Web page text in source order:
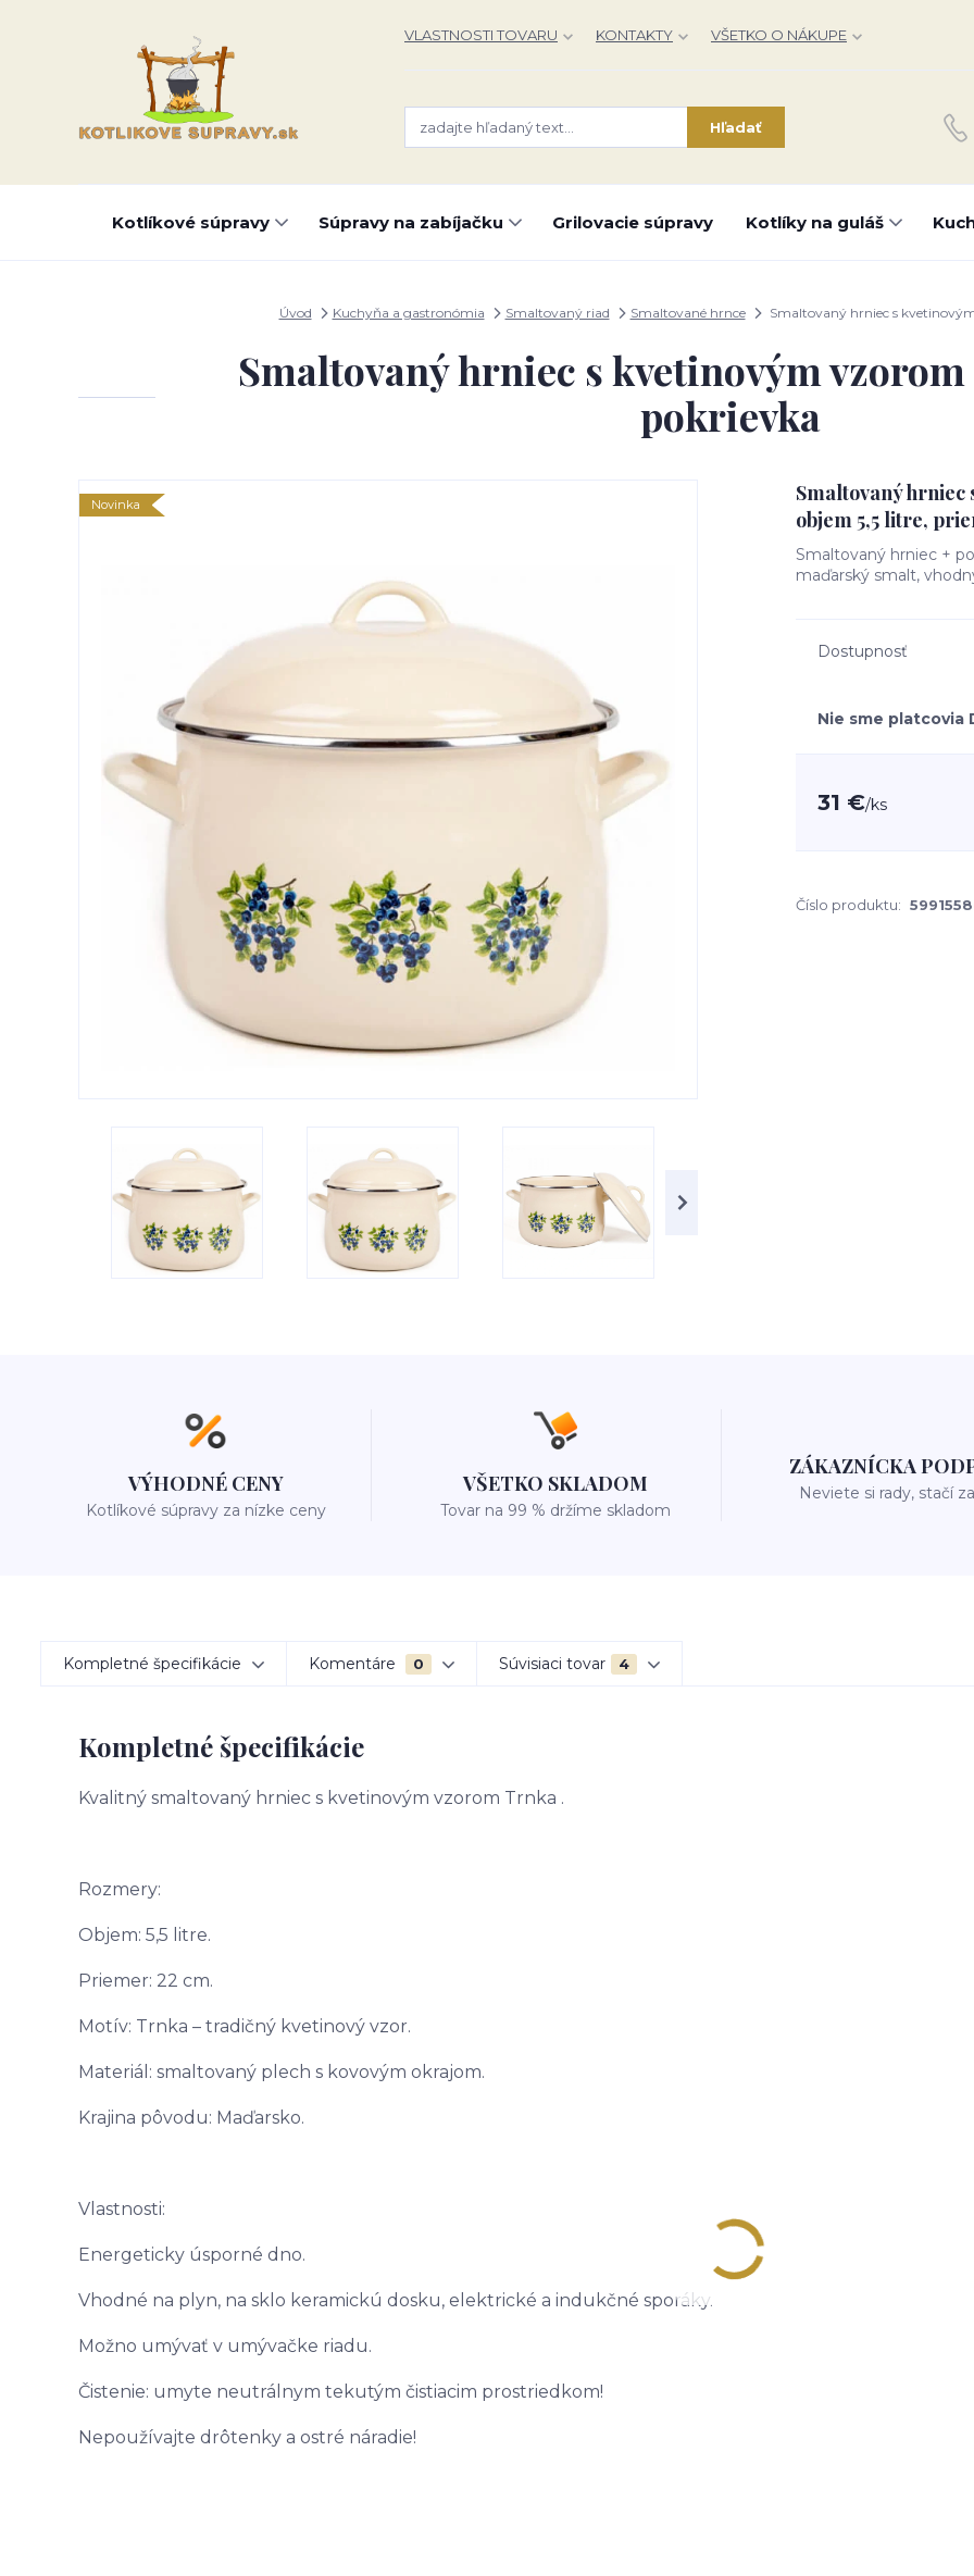
VLASTNOSTI TOVARU KONTAKTY VŠETKO O NÁKUPE
Hľadať
Kotlíkové súpravy Súpravy na zabíjačku Grilovacie súpravy Kotlíky na guláš
Úvod Kuchyňa a gastronómia Smaltovaný riad Smaltované hrnce Smaltovaný hrniec s
Smaltovaný hrniec s kvetinovým vzorom
pokrievka
Novinka
Smaltovaný hrniec
objem 5,5 litre,
Smaltovaný hrniec +
maďarský smalt,
Dostupnosť
Nie sme platcovia
31 €/ks
Číslo produktu:
VÝHODNÉ CENY
Kotlíkové súpravy za nízke ceny
VŠETKO SKLADOM
Tovar na 99 % držíme skladom
ZÁKAZNÍCKA
Neviete si rady, stačí
Kompletné špecifikácie Komentáre 0 Súvisiaci tovar 4
Kompletné špecifikácie
Kvalitný smaltovaný hrniec s kvetinovým vzorom Trnka .
Rozmery:
Objem: 5,5 litre.
Priemer: 22 cm.
Motív: Trnka – tradičný kvetinový vzor.
Materiál: smaltovaný plech s kovovým okrajom.
Krajina pôvodu: Maďarsko.
Vlastnosti:
Energeticky úsporné dno.
Vhodné na plyn, na sklo keramickú dosku, elektrické a indukčné sporáky.
Možno umývať v umývačke riadu.
Čistenie: umyte neutrálnym tekutým čistiacim prostriedkom!
Nepoužívajte drôtenky a ostré náradie!